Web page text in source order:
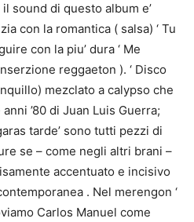
sound di questo album e’
con la romantica ( salsa) ‘ Tu
con la piu’ dura ‘ Me
reggaeton ). ‘ Disco
mezclato a calypso che
’80 di Juan Luis Guerra;
tarde’ sono tutti pezzi di
se – come negli altri brani –
accentuato e incisivo
. Nel merengon ‘
Carlos Manuel come